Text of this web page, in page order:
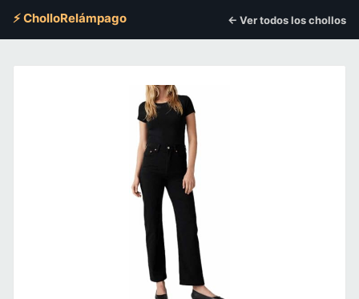
⚡ CholloRelámpago ← Ver todos los chollos